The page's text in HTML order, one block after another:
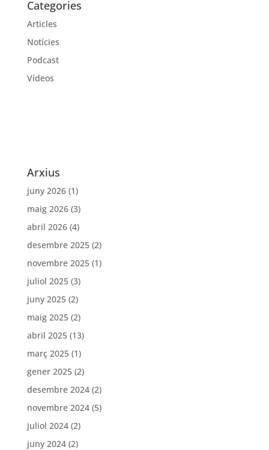
Categories
Articles
Notícies
Podcast
Vídeos
Arxius
juny 2026(1)
maig 2026(3)
abril 2026(4)
desembre 2025(2)
novembre 2025(1)
juliol 2025(3)
juny 2025(2)
maig 2025(2)
abril 2025(13)
març 2025(1)
gener 2025(2)
desembre 2024(2)
novembre 2024(5)
juliol 2024(2)
juny 2024(2)